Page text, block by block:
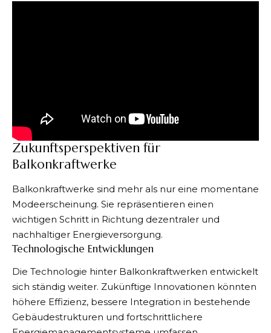
Zukunftsperspektiven für
Balkonkraftwerke
Balkonkraftwerke sind mehr als nur eine momentane
Modeerscheinung. Sie repräsentieren einen
wichtigen Schritt in Richtung dezentraler und
nachhaltiger Energieversorgung.
Technologische Entwicklungen
Die Technologie hinter Balkonkraftwerken entwickelt
sich ständig weiter. Zukünftige Innovationen könnten
höhere Effizienz, bessere Integration in bestehende
Gebäudestrukturen und fortschrittlichere